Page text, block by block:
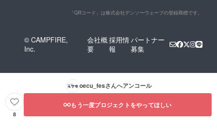
「QRコード」は株式会社デンソーウェーブの登録商標です。
© CAMPFIRE,
Inc.
会社概
要
採用情
報
パートナー
募集
oecu_fesさんへアンコール
8
もう一度プロジェクトをやってほしい